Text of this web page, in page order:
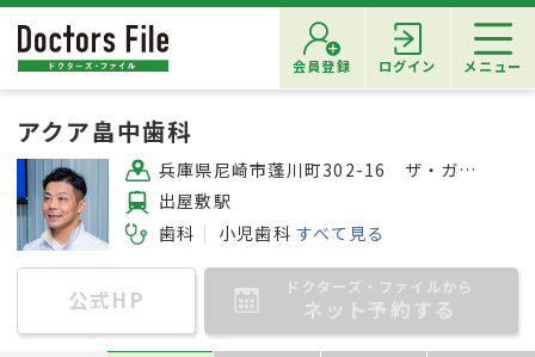
会員登録 ログイン メニュー
アクア畠中歯科
兵庫県尼崎市蓬川町302-16 ザ・ガーデネスクシティアクア館102号
出屋敷駅
歯科
小児歯科 すべて見る
公式HP ドクターズ・ファイルから
ネット予約する